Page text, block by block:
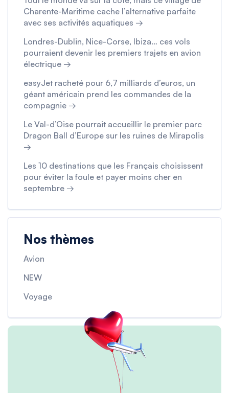
Charente-Maritime cache l’alternative parfaite
avec ses activités aquatiques →
Londres-Dublin, Nice-Corse, Ibiza… ces vols
pourraient devenir les premiers trajets en avion
électrique →
easyJet racheté pour 6,7 milliards d’euros, un
géant américain prend les commandes de la
compagnie →
Le Val-d’Oise pourrait accueillir le premier parc
Dragon Ball d’Europe sur les ruines de Mirapolis
→
Les 10 destinations que les Français choisissent
pour éviter la foule et payer moins cher en
septembre →
Nos thèmes
Avion
NEW
Voyage